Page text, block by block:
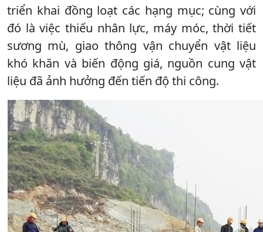
triển khai đồng loạt các hạng mục; cùng với
đó là việc thiếu nhân lực, máy móc, thời tiết
sương mù, giao thông vận chuyển vật liệu
khó khăn và biến động giá, nguồn cung vật
liệu đã ảnh hưởng đến tiến độ thi công.